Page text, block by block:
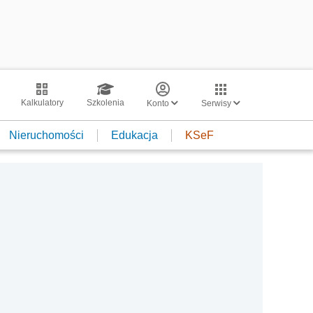
Kalkulatory Szkolenia Konto Serwisy
Nieruchomości Edukacja KSeF